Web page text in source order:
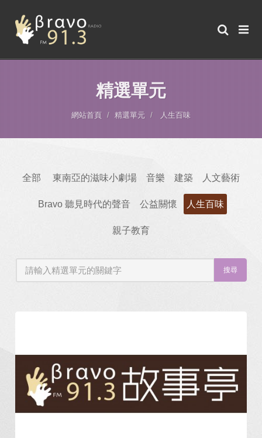
精選單元
網站首頁 精選單元 人生百味
全部 東南亞的滋味小劇場 音樂 建築 人文藝術
Bravo 聽見時代的聲音 公益關懷 人生百味
親子教育
搜尋